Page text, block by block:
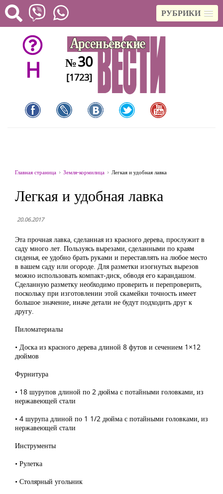
РУБРИКИ
H №30
[1723]
Главная страница Земля-кормилица Легкая и удобная лавка
Легкая и удобная лавка
20.06.2017
Эта прочная лавка, сделанная из красного дерева, прослужит в
саду много лет. Пользуясь вырезами, сделанными по краям
сиденья, ее удобно брать руками и переставлять на любое место
в вашем саду или огороде. Для разметки изогнутых вырезов
можно использовать компакт-диск, обводя его карандашом.
Сделанную разметку необходимо проверить и перепроверить,
поскольку при изготовлении этой скамейки точность имеет
большое значение, иначе детали не будут подходить друг к
другу.
Пиломатериалы
• Доска из красного дерева длиной 8 футов и сечением 1×12
дюймов
Фурнитура
• 18 шурупов длиной по 2 дюйма с потайными головками, из
нержавеющей стали
• 4 шурупа длиной по 1 1/2 дюйма с потайными головками, из
нержавеющей стали
Инструменты
• Рулетка
• Столярный угольник